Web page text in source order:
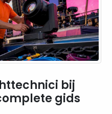
bij
gids